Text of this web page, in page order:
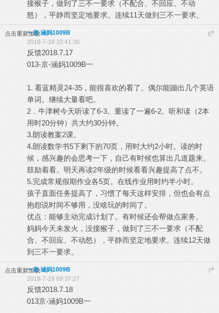
接猴子，做到了三不一要求（不配合、不回应、不动
怒），平静而坚定地要求。连续11天做到三不一要求。
点击重新加载 6#
一京-涵妈1009B
2018-7-18 10:41:30
反馈2018.7.17
013-京-涵妈1009B一
1. 看蓝精灵24-35，能很喜欢的看了。偶尔能蹦出几个英语
单词。继续大量看吧。
2．牛津树今天听读了6-3。重读了一遍6-2。听和读（2本
用时20分钟）共大约30分钟。
3.朗读教案2课。
4.朗读数学书5下剩下的70页，用时大约2小时。读的时
候，感兴趣的会思考一下，自己有时候也算出几道题来。
鼓励着看。明天再读2年级的时候看看兴趣提高了点不。
5.完成常规假期作业各5页。在线作业用时约半小时。
孩子直面任务提高了，习惯了每天这样安排，但也会有点
抱怨说时间不够用，没啥玩的时间了。
优点：能够主动完成计划了。有时候还会帮做点家务。
妈妈今天未发火，没接猴子，做到了三不一要求（不配
合、不回应、不动怒），平静而坚定地要求。连续12天做
到三不一要求。
点击重新加载 7#
一京-涵妈1009B
2018-7-19 09:37:27
反馈2018.7.18
013京-涵妈1009B一